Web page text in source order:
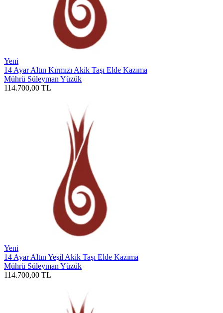
Yeni
14 Ayar Altın Kırmızı Akik Taşı Elde Kazıma
Mührü Süleyman Yüzük
114.700,00 TL
Yeni
14 Ayar Altın Yeşil Akik Taşı Elde Kazıma
Mührü Süleyman Yüzük
114.700,00 TL